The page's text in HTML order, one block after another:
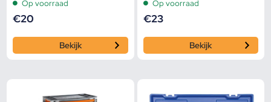
Op voorraad
€20
Bekijk
Op voorraad
€23
Bekijk